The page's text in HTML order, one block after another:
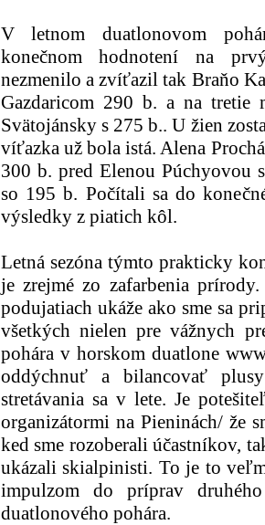
V letnom duatlonovom
konečnom hodnotení na
nezmenilo a zvíťazil tak Braňo
Gazdaricom 290 b. a na tretie
Svätojánsky s 275 b.. U žien
víťazka už bola istá. Alena
300 b. pred Elenou Púchyovou
so 195 b. Počítali sa do
výsledky z piatich kôl.
Letná sezóna týmto prakticky
je zrejmé zo zafarbenia
podujatiach ukáže ako sme sa
všetkých nielen pre vážnych
pohára v horskom duatlone
oddýchnuť a bilancovať
stretávania sa v lete. Je
organizátormi na Pieninách/ že
ked sme rozoberali účastníkov,
ukázali skialpinisti. To je to
impulzom do príprav
duatlonového pohára.